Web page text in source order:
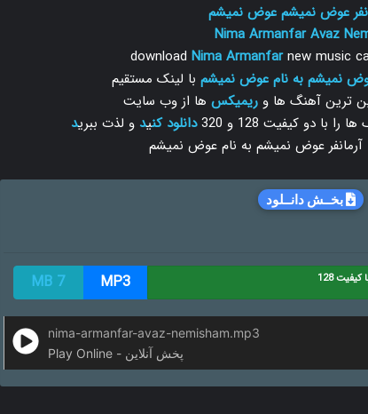
عوض نمیشم عوض نمیشم
Nima Armanfar Avaz
download Nima Armanfarnew music
عوض نمیشم به نام عوض نمیشم با لینک مستقیم
ترین آهنگ ها و ریمیکس ها از وب سایت
دو کیفیت 128 و 320
دانلود کنید و لذت ببرید
بخــش دانــلود
128
MP3
7 MB
nima-armanfar-avaz-nemisham.mp3
Play Online - پخش آنلاین